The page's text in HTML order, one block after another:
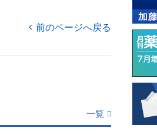
前のページへ戻る
一覧